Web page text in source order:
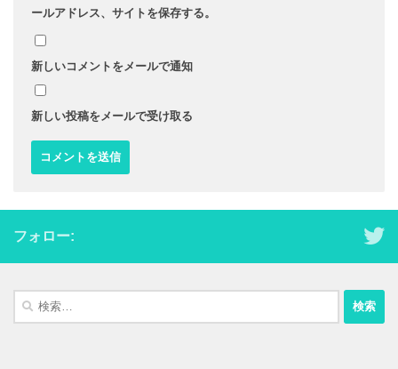
ールアドレス、サイトを保存する。
新しいコメントをメールで通知
新しい投稿をメールで受け取る
フォロー:
検